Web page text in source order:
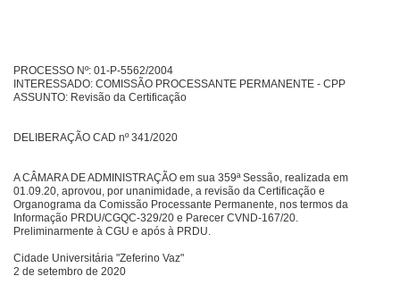
PROCESSO Nº: 01-P-5562/2004
INTERESSADO: COMISSÃO PROCESSANTE PERMANENTE - CPP
ASSUNTO: Revisão da Certificação
DELIBERAÇÃO CAD nº 341/2020
A CÂMARA DE ADMINISTRAÇÃO em sua 359ª Sessão, realizada em
01.09.20, aprovou, por unanimidade, a revisão da Certificação e
Organograma da Comissão Processante Permanente, nos termos da
Informação PRDU/CGQC-329/20 e Parecer CVND-167/20.
Preliminarmente à CGU e após à PRDU.
Cidade Universitária "Zeferino Vaz"
2 de setembro de 2020